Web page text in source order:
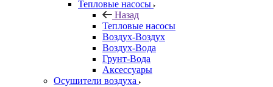
Тепловые насосы
Назад
Тепловые насосы
Воздух-Воздух
Воздух-Вода
Грунт-Вода
Аксессуары
Осушители воздуха